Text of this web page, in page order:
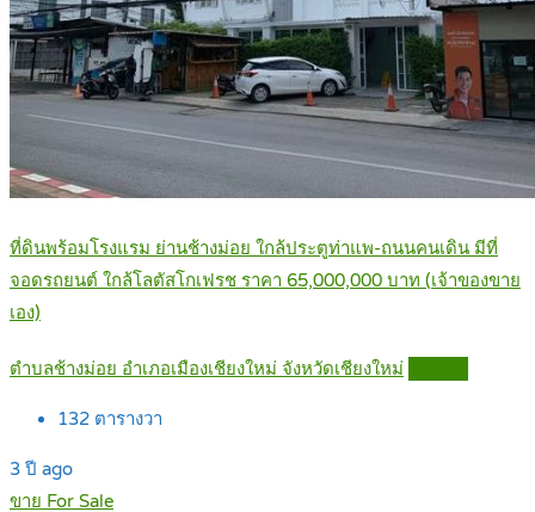
ที่ดินพร้อมโรงแรม ย่านช้างม่อย ใกล้ประตูท่าแพ-ถนนคนเดิน มีที่
จอดรถยนต์ ใกล้โลตัสโกเฟรช ราคา 65,000,000 บาท (เจ้าของขาย
เอง)
ตำบลช้างม่อย อำเภอเมืองเชียงใหม่ จังหวัดเชียงใหม่
132 ตารางวา
3 ปี ago
ขาย For Sale